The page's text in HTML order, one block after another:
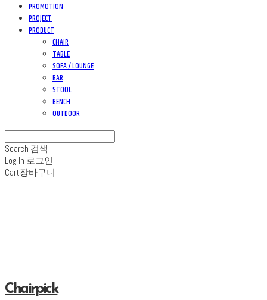
PROMOTION
PROJECT
PRODUCT
CHAIR
TABLE
SOFA / LOUNGE
BAR
STOOL
BENCH
OUTDOOR
Search 검색
Log In 로그인
Cart장바구니
Chairpick